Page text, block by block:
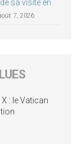
sa visite en
7, 2026
: le Vatican